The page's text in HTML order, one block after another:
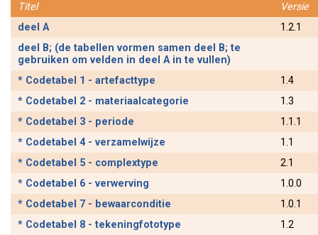
Titel
Versie
deel A
1.2.1
deel B; (de tabellen vormen samen deel B; te
gebruiken om velden in deel A in te vullen)
* Codetabel 1 - artefacttype
1.4
* Codetabel 2 - materiaalcategorie
1.3
* Codetabel 3 - periode
1.1.1
* Codetabel 4 - verzamelwijze
1.1
* Codetabel 5 - complextype
2.1
* Codetabel 6 - verwerving
1.0.0
* Codetabel 7 - bewaarconditie
1.0.1
* Codetabel 8 - tekeningfototype
1.2